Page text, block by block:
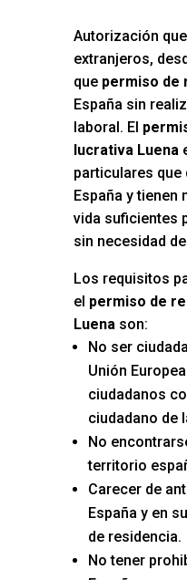
Autorización
extranjeros,
que permiso de
España sin
laboral. El
lucrativa Luena
particulares que
España y tienen
vida suficientes
sin necesidad
Los requisitos
el permiso de
Luenason:
No ser
Unión
ciudadanos
ciudadano de
No
territorio
Carecer de
España y en
de residencia.
No tener